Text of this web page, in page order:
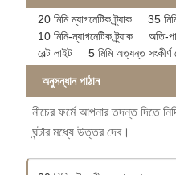
20 মিমি ম্যাগনেটিক ট্র্যাক
35
10 মিনি-ম্যাগনেটিক ট্র্যাক
অতি-
বেল্ট লাইট
5 মিমি অত্যন্ত
অনুসন্ধান পাঠান
নীচের ফর্মে আপনার তদন্ত দিতে
ঘন্টার মধ্যে উত্তর দেব।